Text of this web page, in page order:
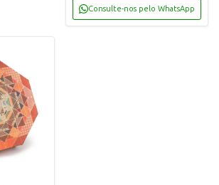
Consulte-nos pelo WhatsApp